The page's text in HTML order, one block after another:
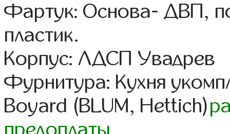
Фартук: Основа- ДВП,
пластик.
Корпус: ЛДСП Увадрев
Фурнитура: Кухня
Boyard (BLUM, Hettich)
предоплаты